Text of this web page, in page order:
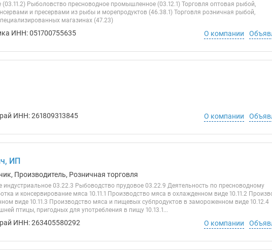
Рыболовство пресноводное промышленное (03.12.1) Торговля оптовая рыбой,
и пресервами из рыбы и морепродуктов (46.38.1) Торговля розничная рыбой,
магазинах (47.23)
ИНН: 051700755635 О компании
ИНН: 261809313845 О компании
ИП
Производитель, Розничная торговля
индустриальное 03.22.3 Рыбоводство прудовое 03.22.9 Деятельность по пресноводному
и консервирование мяса 10.11.1 Производство мяса в охлажденном виде 10.11.2
виде 10.11.3 Производство мяса и пищевых субпродуктов в замороженном виде 10.12.4
птицы, пригодных для употребления в пищу 10.13.1...
ИНН: 263405580292 О компании